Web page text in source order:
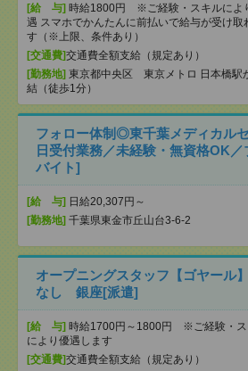
[給 与] 時給1800円 ※ご経験・スキルによ
遇 スマホでかんたんに前払いで給与が受け取
す（※上限、条件あり）
[交通費]交通費全額支給（規定あり）
[勤務地] 東京都中央区 東京メトロ 日本橋駅
結（徒歩1分）
フォロー体制◎東千葉メディカル
日受付業務／未経験・無資格OK
バイト]
[給 与] 日給20,307円～
[勤務地] 千葉県東金市丘山台3-6-2
オープニングスタッフ【ゴヤール
なし 銀座[派遣]
[給 与] 時給1700円～1800円 ※ご経験・ス
により優遇します
[交通費]交通費全額支給（規定あり）